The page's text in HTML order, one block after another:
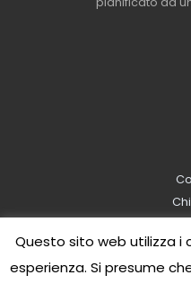
Questo sito web utilizza i
esperienza. Si presume